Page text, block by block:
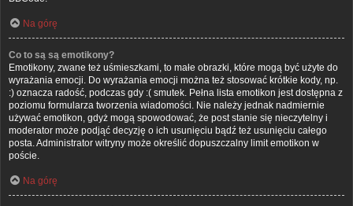
Na górę
Co to są są emotikony?
Emotikony, zwane też uśmieszkami, to małe obrazki, które mogą być użyte do
wyrażania emocji. Do wyrażania emocji można też stosować krótkie kody, np.
:) oznacza radość, podczas gdy :( smutek. Pełna lista emotikon jest dostępna z
poziomu formularza tworzenia wiadomości. Nie należy jednak nadmiernie
używać emotikon, gdyż mogą spowodować, że post stanie się nieczytelny i
moderator może podjąć decyzję o ich usunięciu bądź też usunięciu całego
posta. Administrator witryny może określić dopuszczalny limit emotikon w
poście.
Na górę